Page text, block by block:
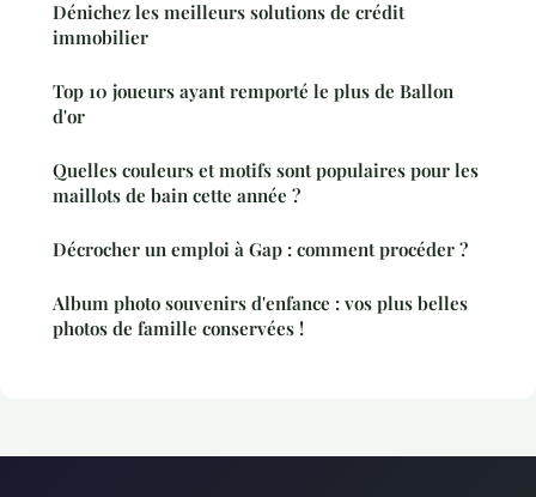
Dénichez les meilleurs solutions de crédit
immobilier
Top 10 joueurs ayant remporté le plus de Ballon
d'or
Quelles couleurs et motifs sont populaires pour les
maillots de bain cette année ?
Décrocher un emploi à Gap : comment procéder ?
Album photo souvenirs d'enfance : vos plus belles
photos de famille conservées !